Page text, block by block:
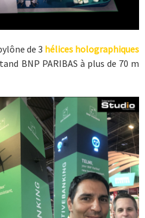
de 3 hélices holographiques
BNP PARIBAS à plus de 70 m